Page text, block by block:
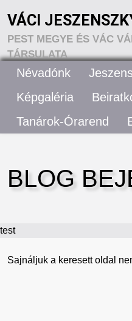
VÁCI
PEST MEGYE ÉS VÁC
TÁRSULATA
VÁCI JESZENSZKY®
Névadónk
Képgaléria
Tanárok-Órarend
BLOG
test
Sajnáljuk a keresett oldal